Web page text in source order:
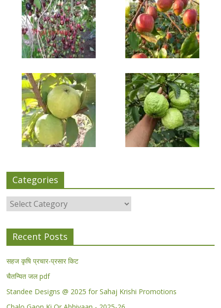
Categories
Categories
Recent Posts
सहज कृषि प्रचार-प्रसार किट
चैतन्यित जल pdf
Standee Designs @ 2025 for Sahaj Krishi Promotions